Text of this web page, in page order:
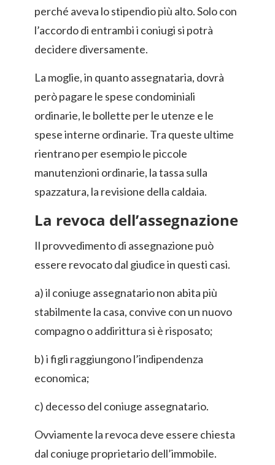
perché aveva lo stipendio più alto. Solo con
l’accordo di entrambi i coniugi si potrà
decidere diversamente.
La moglie, in quanto assegnataria, dovrà
però pagare le spese condominiali
ordinarie, le bollette per le utenze e le
spese interne ordinarie. Tra queste ultime
rientrano per esempio le piccole
manutenzioni ordinarie, la tassa sulla
spazzatura, la revisione della caldaia.
La revoca dell’assegnazione
Il provvedimento di assegnazione può
essere revocato dal giudice in questi casi.
a) il coniuge assegnatario non abita più
stabilmente la casa, convive con un nuovo
compagno o addirittura si è risposato;
b) i figli raggiungono l’indipendenza
economica;
c) decesso del coniuge assegnatario.
Ovviamente la revoca deve essere chiesta
dal coniuge proprietario dell’immobile.